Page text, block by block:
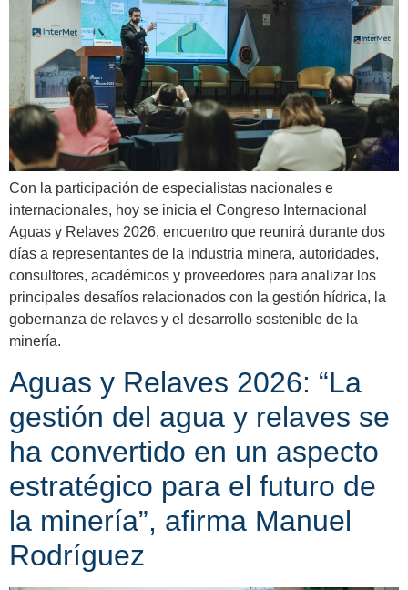
Con la participación de especialistas nacionales e
internacionales, hoy se inicia el Congreso Internacional
Aguas y Relaves 2026, encuentro que reunirá durante dos
días a representantes de la industria minera, autoridades,
consultores, académicos y proveedores para analizar los
principales desafíos relacionados con la gestión hídrica, la
gobernanza de relaves y el desarrollo sostenible de la
minería.
Aguas y Relaves 2026: “La
gestión del agua y relaves se
ha convertido en un aspecto
estratégico para el futuro de
la minería”, afirma Manuel
Rodríguez